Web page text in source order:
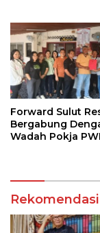
Forward Sulut
Bergabung
Wadah Pokja